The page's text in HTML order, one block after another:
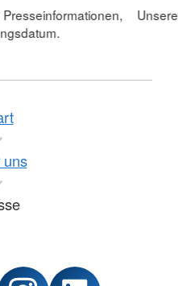
uns